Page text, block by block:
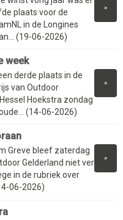
»
plaats voor de
in de Longines
(19-06-2026)
week
»
derde plaats in de
van Outdoor
Hoekstra zondag
(14-06-2026)
»
Greve bleef zaterdag
Gelderland niet ver
in de rubriek over
06-2026)